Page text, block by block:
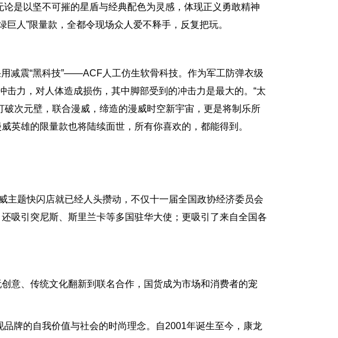
是以坚不可摧的星盾与经典配色为灵感，体现正义勇敢精神
人”限量款，全都令现场众人爱不释手，反复把玩。
减震“黑科技”——ACF人工仿生软骨科技。作为军工防弹衣级
力，对人体造成损伤，其中脚部受到的冲击力是最大的。“太
次元壁，联合漫威，缔造的漫威时空新宇宙，更是将制乐所
英雄的限量款也将陆续面世，所有你喜欢的，都能得到。
主题快闪店就已经人头攒动，不仅十一届全国政协经济委员会
吸引突尼斯、斯里兰卡等多国驻华大使；更吸引了来自全国各
意、传统文化翻新到联名合作，国货成为市场和消费者的宠
品牌的自我价值与社会的时尚理念。自2001年诞生至今，康龙